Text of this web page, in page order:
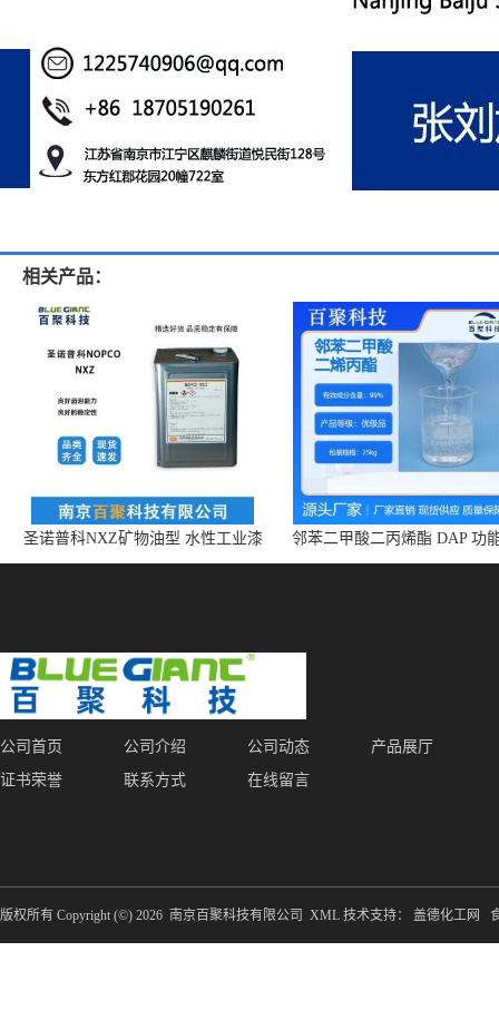
相关产品：
圣诺普科NXZ矿物油型 水性工业漆
消泡剂 持久抑泡 现货
邻苯二甲酸二丙烯酯 DAP 功
体 增塑剂 CAS:131-17-9
公司首页 公司介绍 公司动态
产品展厅
证书荣誉
联系方式 在线留言
版权所有 Copyright (©) 2026 南京百聚科技有限公司 XML 技术支持： 盖德化工网